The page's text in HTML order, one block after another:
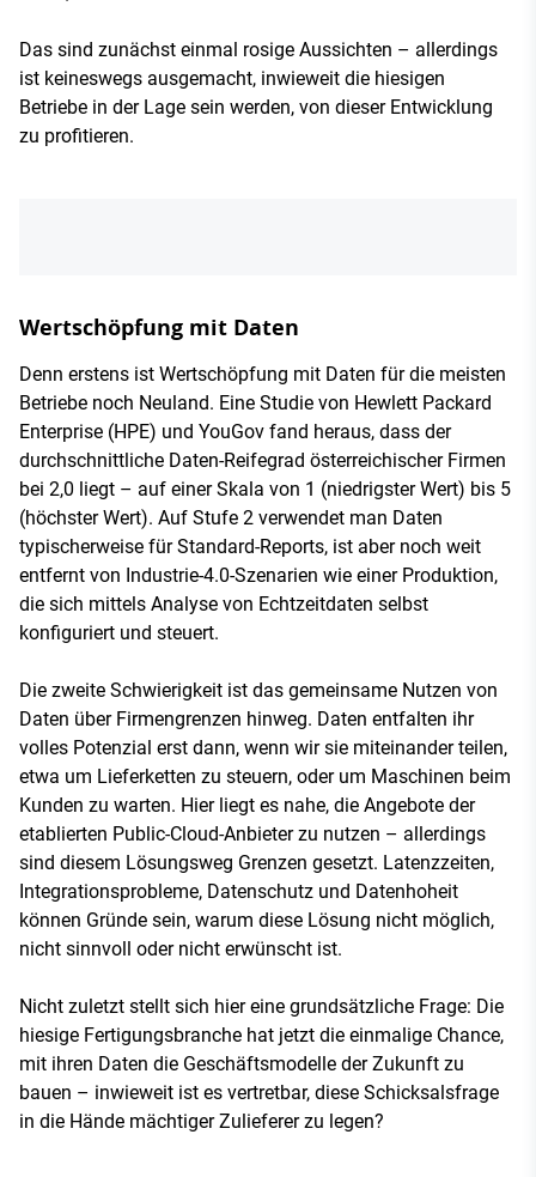
Das sind zunächst einmal rosige Aussichten – allerdings
ist keineswegs ausgemacht, inwieweit die hiesigen
Betriebe in der Lage sein werden, von dieser Entwicklung
zu profitieren.
Wertschöpfung mit Daten
Denn erstens ist Wertschöpfung mit Daten für die meisten
Betriebe noch Neuland. Eine Studie von Hewlett Packard
Enterprise (HPE) und YouGov fand heraus, dass der
durchschnittliche Daten-Reifegrad österreichischer Firmen
bei 2,0 liegt – auf einer Skala von 1 (niedrigster Wert) bis 5
(höchster Wert). Auf Stufe 2 verwendet man Daten
typischerweise für Standard-Reports, ist aber noch weit
entfernt von Industrie-4.0-Szenarien wie einer Produktion,
die sich mittels Analyse von Echtzeitdaten selbst
konfiguriert und steuert.
Die zweite Schwierigkeit ist das gemeinsame Nutzen von
Daten über Firmengrenzen hinweg. Daten entfalten ihr
volles Potenzial erst dann, wenn wir sie miteinander teilen,
etwa um Lieferketten zu steuern, oder um Maschinen beim
Kunden zu warten. Hier liegt es nahe, die Angebote der
etablierten Public-Cloud-Anbieter zu nutzen – allerdings
sind diesem Lösungsweg Grenzen gesetzt. Latenzzeiten,
Integrationsprobleme, Datenschutz und Datenhoheit
können Gründe sein, warum diese Lösung nicht möglich,
nicht sinnvoll oder nicht erwünscht ist.
Nicht zuletzt stellt sich hier eine grundsätzliche Frage: Die
hiesige Fertigungsbranche hat jetzt die einmalige Chance,
mit ihren Daten die Geschäftsmodelle der Zukunft zu
bauen – inwieweit ist es vertretbar, diese Schicksalsfrage
in die Hände mächtiger Zulieferer zu legen?